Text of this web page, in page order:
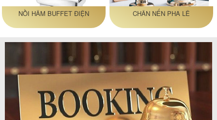
NỒI HÂM BUFFET ĐIỆN CHÂN NẾN PHA LÊ